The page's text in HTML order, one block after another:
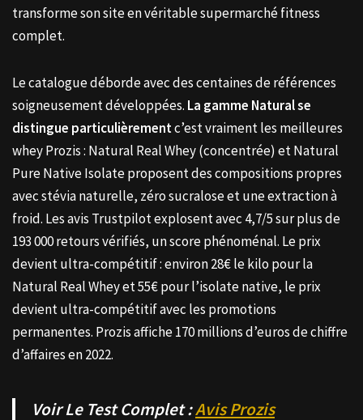
transforme son site en véritable supermarché fitness
complet.
Le catalogue déborde avec des centaines de références
soigneusement développées. La gamme Natural se
distingue particulièrementc’est vraiment les meilleures
whey Prozis : Natural Real Whey (concentrée) et Natural
Pure Native Isolate proposent des compositions propres
avec stévia naturelle, zéro sucralose et une extraction à
froid. Les avis Trustpilot explosent avec 4,7/5 sur plus de
193 000 retours vérifiés, un score phénoménal. Le prix
devient ultra-compétitif : environ 28€ le kilo pour la
Natural Real Whey et 55€ pour l’isolate native, le prix
devient ultra-compétitif avec les promotions
permanentes. Prozis affiche 170 millions d’euros de chiffre
d’affaires en 2022.
Voir Le Test Complet :Avis Prozis